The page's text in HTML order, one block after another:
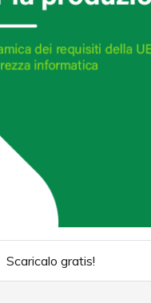
Scaricalo gratis!